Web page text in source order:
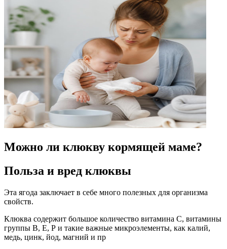
Можно ли клюкву кормящей маме?
Польза и вред клюквы
Эта ягода заключает в себе много полезных для организма
свойств.
Клюква содержит большое количество витамина С, витамины
группы В, Е, Р и такие важные микроэлементы, как калий,
медь, цинк, йод, магний и пр